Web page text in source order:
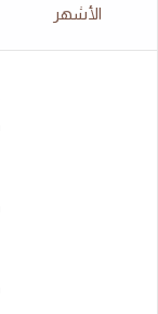
الأشهر